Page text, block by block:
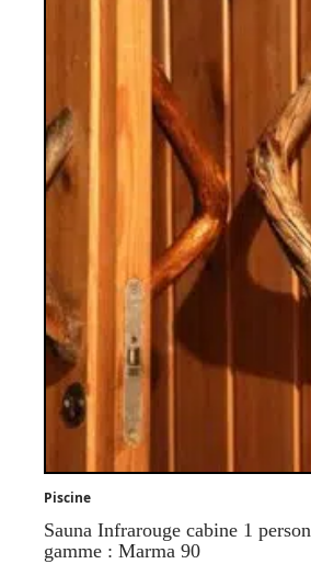
Piscine
Sauna Infrarouge cabine 1
gamme : Marma 90